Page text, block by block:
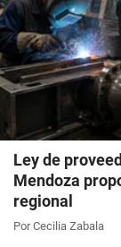
Ley de
Mendoza
regional
Por Cecilia Zabala